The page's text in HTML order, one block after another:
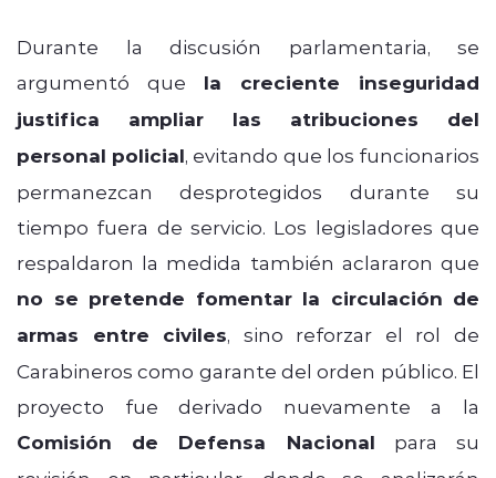
Durante la discusión parlamentaria, se
argumentó que la creciente inseguridad
justifica ampliar las atribuciones del
personal policial, evitando que los funcionarios
permanezcan desprotegidos durante su
tiempo fuera de servicio. Los legisladores que
respaldaron la medida también aclararon que
no se pretende fomentar la circulación de
armas entre civiles, sino reforzar el rol de
Carabineros como garante del orden público. El
proyecto fue derivado nuevamente a la
Comisión de Defensa Nacional para su